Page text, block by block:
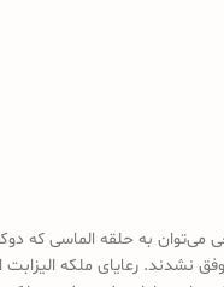
می‌توان به حلقه الماسی که
نشدند. رعایای ملکه